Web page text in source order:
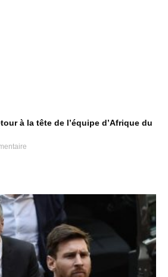
à la tête de l’équipe d’Afrique du